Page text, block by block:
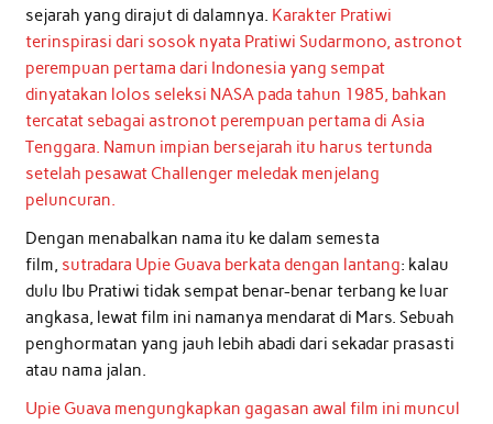
sejarah yang dirajut di dalamnya. Karakter Pratiwi
terinspirasi dari sosok nyata Pratiwi Sudarmono, astronot
perempuan pertama dari Indonesia yang sempat
dinyatakan lolos seleksi NASA pada tahun 1985, bahkan
tercatat sebagai astronot perempuan pertama di Asia
Tenggara. Namun impian bersejarah itu harus tertunda
setelah pesawat Challenger meledak menjelang
peluncuran.
Dengan menabalkan nama itu ke dalam semesta
film, sutradara Upie Guava berkata dengan lantang: kalau
dulu Ibu Pratiwi tidak sempat benar-benar terbang ke luar
angkasa, lewat film ini namanya mendarat di Mars. Sebuah
penghormatan yang jauh lebih abadi dari sekadar prasasti
atau nama jalan.
Upie Guava mengungkapkan gagasan awal film ini muncul